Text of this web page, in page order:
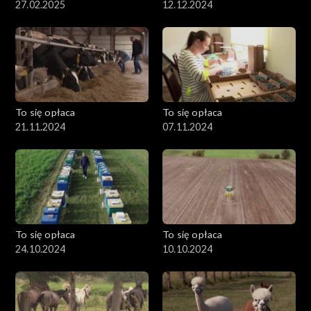
27.02.2025 12.12.2024
To się opłaca
21.11.2024
To się opłaca
07.11.2024
To się opłaca
24.10.2024
To się opłaca
10.10.2024